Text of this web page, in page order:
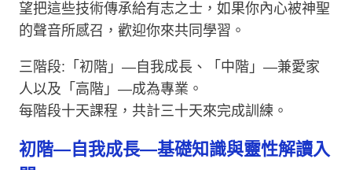
望把這些技術傳承給有志之士，如果你內心被神聖
的聲音所感召，歡迎你來共同學習。
三階段:「初階」—自我成長、「中階」—兼愛家
人以及「高階」—成為專業。
每階段十天課程，共計三十天來完成訓練。
初階—自我成長—基礎知識與靈性解讀入